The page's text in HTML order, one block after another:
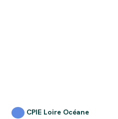
CPIE Loire Océane